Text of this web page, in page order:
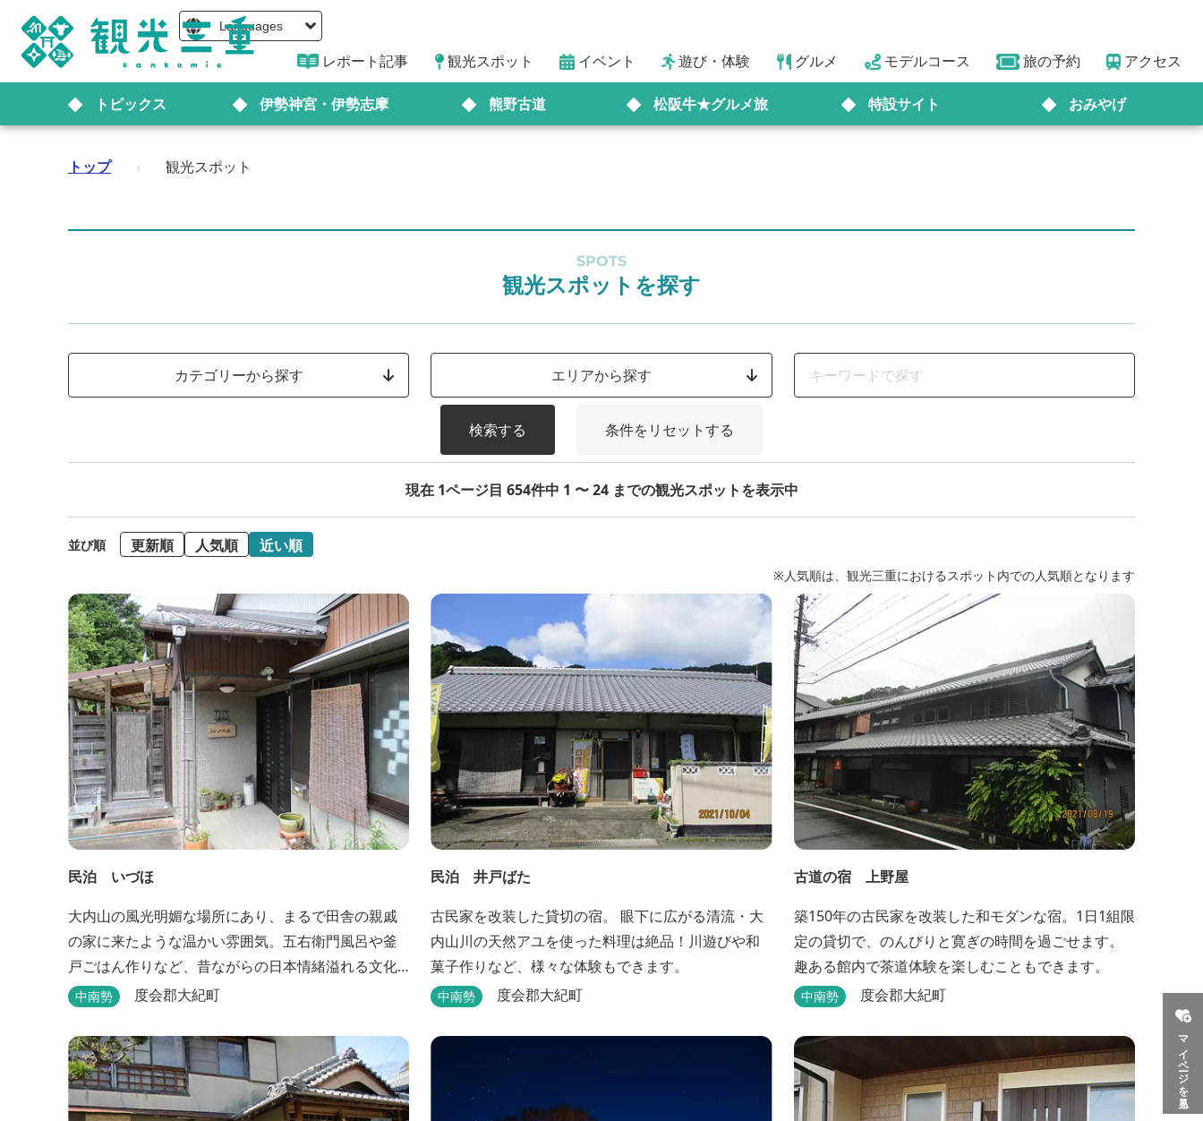
Languages
レポート記事 観光スポット イベント 遊び・体験 グルメ モデルコース 旅の予約 アクセス
トピックス 伊勢神宮・伊勢志摩 熊野古道 松阪牛★グルメ旅 特設サイト おみやげ
マイページを見る
トップ › 観光スポット
SPOTS
観光スポットを探す
カテゴリーから探す エリアから探す
検索する 条件をリセットする
現在 1ページ目 654件中 1 〜 24 までの観光スポットを表示中
並び順 更新順 人気順 近い順
※人気順は、観光三重におけるスポット内での人気順となります
民泊 いづほ
大内山の風光明媚な場所にあり、まるで田舎の親戚
の家に来たような温かい雰囲気。五右衛門風呂や釜
戸ごはん作りなど、昔ながらの日本情緒溢れる文化
を体験できます。
中南勢 度会郡大紀町
民泊 井戸ばた
古民家を改装した貸切の宿。 眼下に広がる清流・大
内山川の天然アユを使った料理は絶品！川遊びや和
菓子作りなど、様々な体験もできます。
中南勢 度会郡大紀町
古道の宿 上野屋
築150年の古民家を改装した和モダンな宿。1日1組限
定の貸切で、のんびりと寛ぎの時間を過ごせます。
趣ある館内で茶道体験を楽しむこともできます。
中南勢 度会郡大紀町